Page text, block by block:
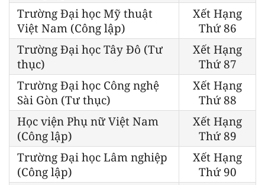
Trường Đại học Mỹ thuật
Việt Nam (Công lập)
Xết Hạng
Thứ 86
Trường Đại học Tây Đô (Tư
thục)
Xết Hạng
Thứ 87
Trường Đại học Công nghệ
Sài Gòn (Tư thục)
Xết Hạng
Thứ 88
Học viện Phụ nữ Việt Nam
(Công lập)
Xết Hạng
Thứ 89
Trường Đại học Lâm nghiệp
(Công lập)
Xết Hạng
Thứ 90